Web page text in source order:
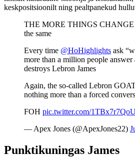
keskpositsioonilt ning pealtpanekud
THE MORE THINGS CHANGE
the same
Every time @HoHighlights ask
more than a million people answer
destroys Lebron James
Again, the so-called Lebron
nothing more than a forced
FOH pic.twitter.com/
— Apex Jones (@ApexJones22)
Punktikuningas James